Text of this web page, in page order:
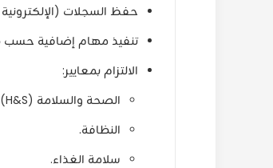
حفظ السجلات
تنفيذ مهام إضافية حسب
الالتزام بمعايير:
الصحة والسلامة (H&S).
النظافة.
سلامة الغذاء.